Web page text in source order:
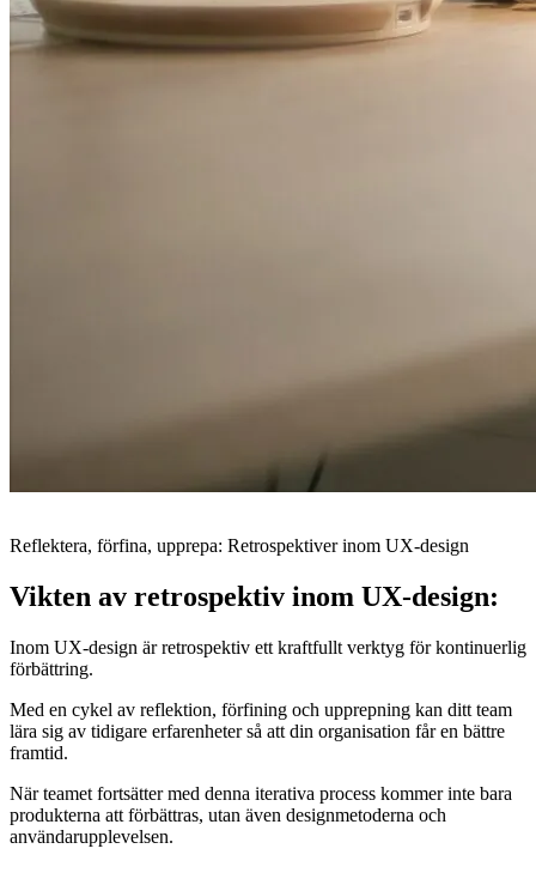
Reflektera, förfina, upprepa: Retrospektiver inom UX-design
Vikten av retrospektiv inom UX-design:
Inom UX-design är retrospektiv ett kraftfullt verktyg för kontinuerlig
förbättring.
Med en cykel av reflektion, förfining och upprepning kan ditt team
lära sig av tidigare erfarenheter så att din organisation får en bättre
framtid.
När teamet fortsätter med denna iterativa process kommer inte bara
produkterna att förbättras, utan även designmetoderna och
användarupplevelsen.